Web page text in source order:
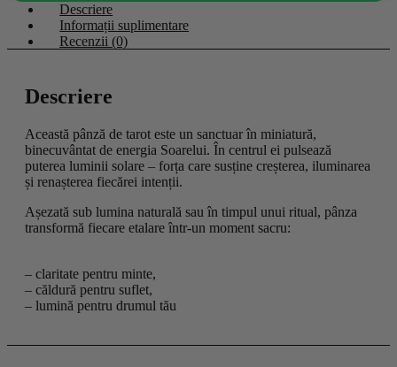
Descriere
Informații suplimentare
Recenzii (0)
Descriere
Această pânză de tarot este un sanctuar în miniatură,
binecuvântat de energia Soarelui. În centrul ei pulsează
puterea luminii solare – forța care susține creșterea, iluminarea
și renașterea fiecărei intenții.
Așezată sub lumina naturală sau în timpul unui ritual, pânza
transformă fiecare etalare într-un moment sacru:
– claritate pentru minte,
– căldură pentru suflet,
– lumină pentru drumul tău